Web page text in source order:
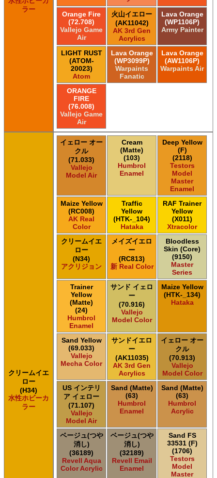
ラー
Orange Fire
(72.708)
Vallejo Game
Air
火山イエロー
(AK11042)
AK 3rd Gen
Acrylics
Lava Orange
(WP1106P)
Army Painter
LIGHT RUST
(ATOM-
20023)
Atom
Lava Orange
(WP3099P)
Warpaints
Fanatic
Lava Orange
(AW1106P)
Warpaints Air
ORANGE
FIRE
(76.008)
Vallejo Game
Air
クリームイエ
ロー
(H34)
水性ホビーカ
ラー
イェロー オー
クル
(71.033)
Vallejo
Model Air
Cream
(Matte)
(103)
Humbrol
Enamel
Deep Yellow
(F)
(2118)
Testors
Model
Master
Enamel
Maize Yellow
(RC008)
AK Real
Color
Traffic
Yellow
(HTK-_104)
Hataka
RAF Trainer
Yellow
(X011)
Xtracolor
クリームイエ
ロー
(N34)
アクリジョン
メイズイエロ
ー
(RC813)
新 Real Color
Bloodless
Skin (Core)
(9150)
Master
Series
Trainer
Yellow
(Matte)
(24)
Humbrol
Enamel
サンド イェロ
ー
(70.916)
Vallejo
Model Color
Maize Yellow
(HTK-_134)
Hataka
Sand Yellow
(69.033)
Vallejo
Mecha Color
サンドイエロ
ー
(AK11035)
AK 3rd Gen
Acrylics
イェロー オー
クル
(70.913)
Vallejo
Model Color
US インテリ
ア イェロー
(71.107)
Vallejo
Model Air
Sand (Matte)
(63)
Humbrol
Enamel
Sand (Matte)
(63)
Humbrol
Acrylic
ベージュ(つや
消し)
(36189)
Revell Aqua
Color Acrylic
ベージュ(つや
消し)
(32189)
Revell Email
Enamel
Sand FS
33531 (F)
(1706)
Testors
Model
Master